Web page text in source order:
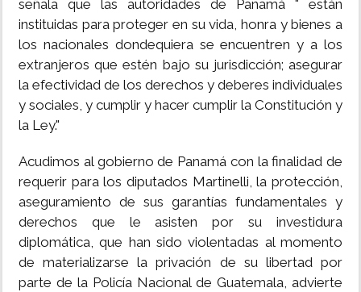
señala que las autoridades de Panamá " están
instituidas para proteger en su vida, honra y bienes a
los nacionales dondequiera se encuentren y a los
extranjeros que estén bajo su jurisdicción; asegurar
la efectividad de los derechos y deberes individuales
y sociales, y cumplir y hacer cumplir la Constitución y
la Ley."
Acudimos al gobierno de Panamá con la finalidad de
requerir para los diputados Martinelli, la protección,
aseguramiento de sus garantías fundamentales y
derechos que le asisten por su investidura
diplomática, que han sido violentadas al momento
de materializarse la privación de su libertad por
parte de la Policía Nacional de Guatemala, advierte